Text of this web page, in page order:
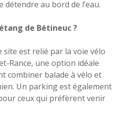
au bord de l’eau.
de Bétineuc ?
site est relié par la voie vélo
Rance, une option idéale
combiner balade à vélo et
Un parking est également
ceux qui préfèrent venir